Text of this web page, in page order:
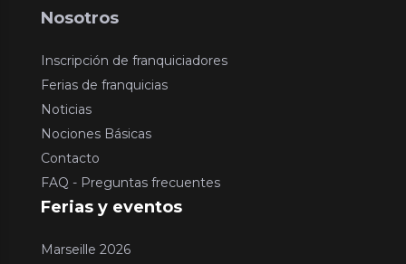
Nosotros
Inscripción de franquiciadores
Ferias de franquicias
Noticias
Nociones Básicas
Contacto
FAQ - Preguntas frecuentes
Ferias y eventos
Marseille 2026